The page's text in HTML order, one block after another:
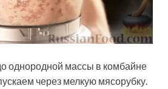
однородной массы в комбайне
через мелкую мясорубку.